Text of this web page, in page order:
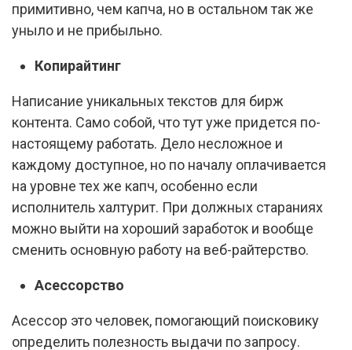
примитивно, чем капча, но в остальном так же
уныло и не прибыльно.
Копирайтинг
Написание уникальных текстов для бирж
контента. Само собой, что тут уже придется по-
настоящему работать. Дело несложное и
каждому доступное, но по началу оплачивается
на уровне тех же капч, особенно если
исполнитель халтурит. При должных стараниях
можно выйти на хороший заработок и вообще
сменить основную работу на веб-райтерство.
Асессорство
Асессор это человек, помогающий поисковику
определить полезность выдачи по запросу.